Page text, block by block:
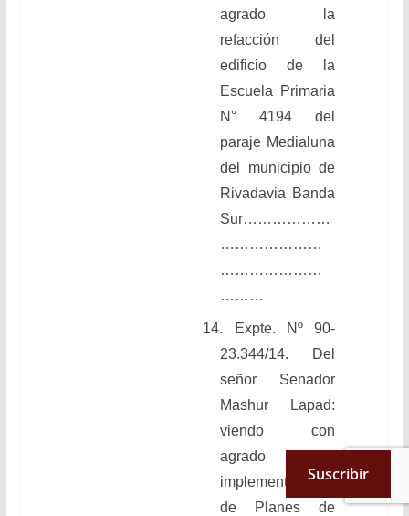
agrado la
refacción del
edificio de la
Escuela Primaria
N° 4194 del
paraje Medialuna
del municipio de
Rivadavia Banda
Sur………………
…………………
…………………
………
14. Expte. Nº 90-
23.344/14. Del
señor Senador
Mashur Lapad:
viendo con
agrado la
implementación
de Planes de
Suscribir